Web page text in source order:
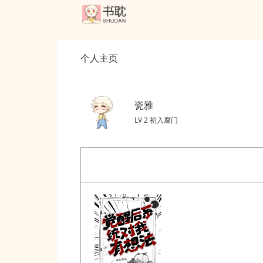
个人主页
瓷雅
LV 2 初入腐门